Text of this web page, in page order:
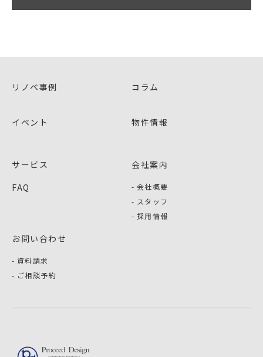
リノベ事例
イベント
コラム
物件情報
サービス
FAQ
会社案内
会社概要
スタッフ
採用情報
お問い合わせ
資料請求
ご相談予約